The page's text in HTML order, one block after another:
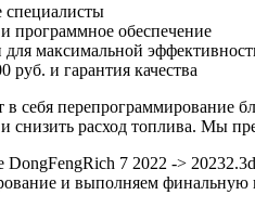
программное обеспечение
максимальной
и гарантия качества
себя перепрограммирование
снизить расход топлива. Мы
7 2022 ->
и выполняем финальную